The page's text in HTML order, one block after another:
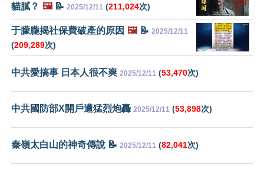
貓膩？ 🖼️📝 2025/12/11 (211,024次)
于朦朧揭社保費破產的原因 🖼️📝 2025/12/11
(209,289次)
中共愛搞事 日本人很不爽 2025/12/11 (53,470次)
中共國防部X開戶遭猛烈炮轟 2025/12/11 (53,898次)
秦嶺太白山的神奇傳說 📝 2025/12/11 (82,041次)